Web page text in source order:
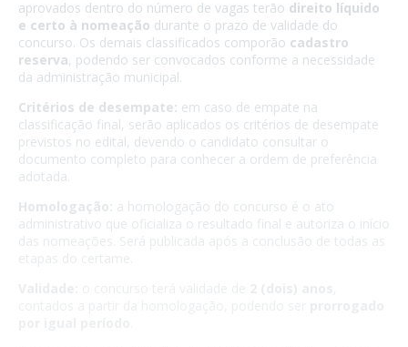
aprovados dentro do número de vagas terão direito líquido
e certo à nomeação durante o prazo de validade do
concurso. Os demais classificados comporão cadastro
reserva, podendo ser convocados conforme a necessidade
da administração municipal.
Critérios de desempate: em caso de empate na
classificação final, serão aplicados os critérios de desempate
previstos no edital, devendo o candidato consultar o
documento completo para conhecer a ordem de preferência
adotada.
Homologação: a homologação do concurso é o ato
administrativo que oficializa o resultado final e autoriza o início
das nomeações. Será publicada após a conclusão de todas as